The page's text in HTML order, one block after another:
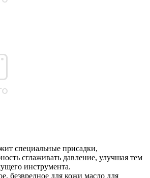
специальные присадки,
сглаживать давление, улучшая тем
инструмента.
безвредное для кожи масло для